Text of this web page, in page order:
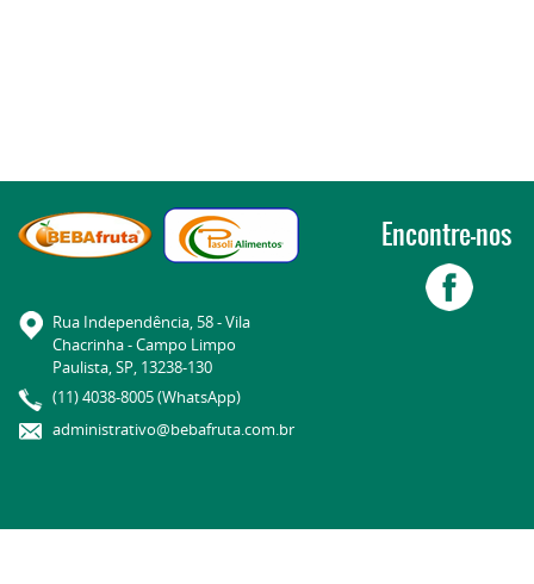
Encontre-nos
Rua Independência, 58 - Vila
Chacrinha - Campo Limpo
Paulista, SP, 13238-130
(11) 4038-8005 (WhatsApp)
administrativo@bebafruta.com.br